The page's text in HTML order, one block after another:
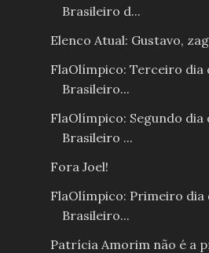
Brasileiro d...
Elenco Atual: Gustavo,
FlaOlímpico: Terceiro dia
Brasileiro...
FlaOlímpico: Segundo
Brasileiro ...
Fora Joel!
FlaOlímpico: Primeiro dia
Brasileiro...
Patrícia Amorim não é a